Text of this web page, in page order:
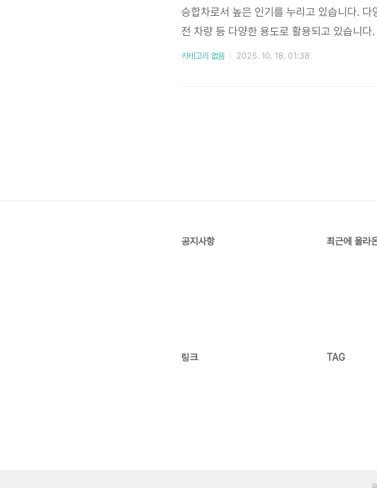
승합차로서 높은 인기를 누리고 있습니다.
전 차량 등 다양한 용도로 활용되고 있습니
자들이 많습니다. 본 가이드는 벤츠 스프린
카테고리 없음 2025. 10. 18. 01:38
공지사항 최근에 올라
링크 TAG